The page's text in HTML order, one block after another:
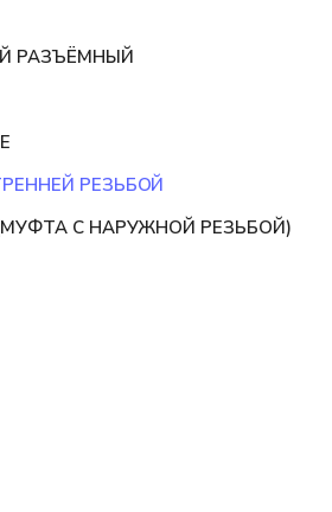
РАЗЪЁМНЫЙ
РЕЗЬБОЙ
С НАРУЖНОЙ РЕЗЬБОЙ)